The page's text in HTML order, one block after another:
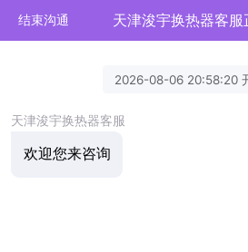
结束沟通
2026-08-06 20:58:20
天津浚宇换热器客服
欢迎您来咨询